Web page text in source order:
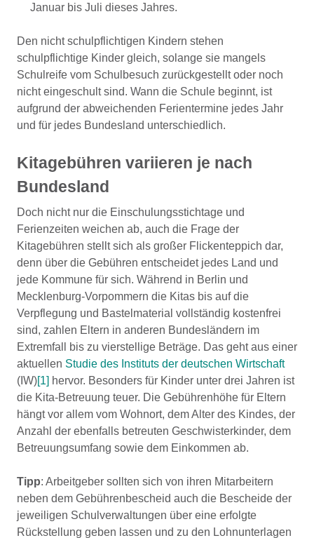
Januar bis Juli dieses Jahres.
Den nicht schulpflichtigen Kindern stehen
schulpflichtige Kinder gleich, solange sie mangels
Schulreife vom Schulbesuch zurückgestellt oder noch
nicht eingeschult sind. Wann die Schule beginnt, ist
aufgrund der abweichenden Ferientermine jedes Jahr
und für jedes Bundesland unterschiedlich.
Kitagebühren variieren je nach
Bundesland
Doch nicht nur die Einschulungsstichtage und
Ferienzeiten weichen ab, auch die Frage der
Kitagebühren stellt sich als großer Flickenteppich dar,
denn über die Gebühren entscheidet jedes Land und
jede Kommune für sich. Während in Berlin und
Mecklenburg-Vorpommern die Kitas bis auf die
Verpflegung und Bastelmaterial vollständig kostenfrei
sind, zahlen Eltern in anderen Bundesländern im
Extremfall bis zu vierstellige Beträge. Das geht aus einer
aktuellen Studie des Instituts der deutschen Wirtschaft
(IW)[1] hervor. Besonders für Kinder unter drei Jahren ist
die Kita-Betreuung teuer. Die Gebührenhöhe für Eltern
hängt vor allem vom Wohnort, dem Alter des Kindes, der
Anzahl der ebenfalls betreuten Geschwisterkinder, dem
Betreuungsumfang sowie dem Einkommen ab.
Tipp: Arbeitgeber sollten sich von ihren Mitarbeitern
neben dem Gebührenbescheid auch die Bescheide der
jeweiligen Schulverwaltungen über eine erfolgte
Rückstellung geben lassen und zu den Lohnunterlagen